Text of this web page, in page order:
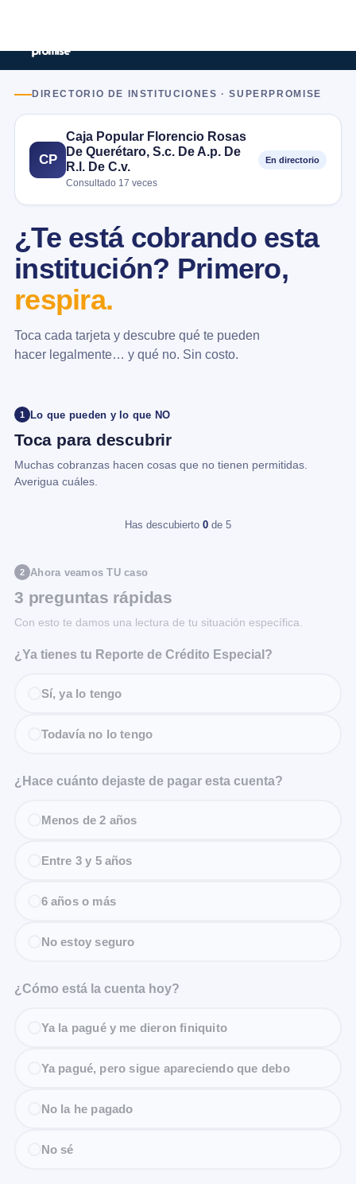
DIRECTORIO DE INSTITUCIONES · SUPERPROMISE
CP
Caja Popular Florencio Rosas
De Querétaro, S.c. De A.p. De
R.l. De C.v.
Consultado 17 veces
En directorio
¿Te está cobrando esta
institución? Primero,
respira.
Toca cada tarjeta y descubre qué te pueden
hacer legalmente… y qué no. Sin costo.
1 Lo que pueden y lo que NO
Toca para descubrir
Muchas cobranzas hacen cosas que no tienen permitidas.
Averigua cuáles.
Has descubierto 0 de 5
2 Ahora veamos TU caso
3 preguntas rápidas
Con esto te damos una lectura de tu situación específica.
¿Ya tienes tu Reporte de Crédito Especial?
Sí, ya lo tengo
Todavía no lo tengo
¿Hace cuánto dejaste de pagar esta cuenta?
Menos de 2 años
Entre 3 y 5 años
6 años o más
No estoy seguro
¿Cómo está la cuenta hoy?
Ya la pagué y me dieron finiquito
Ya pagué, pero sigue apareciendo que debo
No la he pagado
No sé